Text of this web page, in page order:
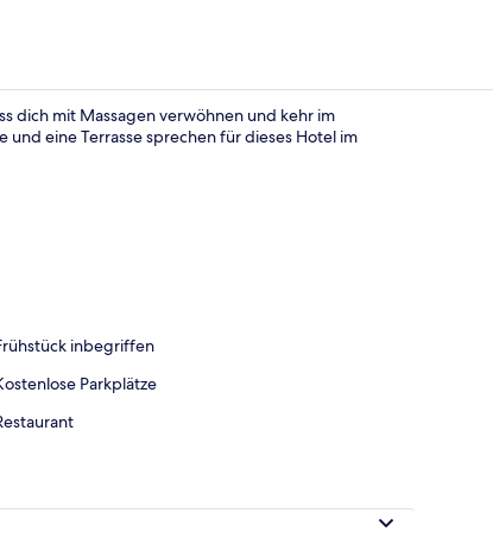
dich mit Massagen verwöhnen und kehr im
eine Terrasse sprechen für dieses Hotel im
inbegriffen
Parkplätze